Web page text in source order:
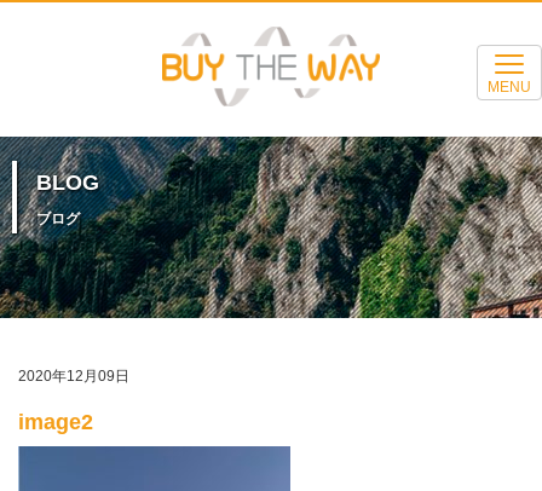
MENU
BLOG
ブログ
2020年12月09日
image2